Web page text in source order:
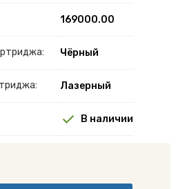
169000.00
Чёрный
Лазерный
В наличии